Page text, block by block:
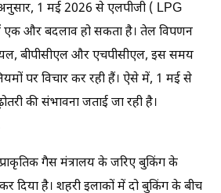
अनुसार, 1 मई 2026 से एलपीजी ( LPG
एक और बदलाव हो सकता है। तेल विपणन
बीपीसीएल और एचपीसीएल, इस समय
पर विचार कर रही हैं। ऐसे में, 1 मई से
की संभावना जताई जा रही है।
गैस मंत्रालय के जरिए बुकिंग के
दिया है। शहरी इलाकों में दो बुकिंग के बीच